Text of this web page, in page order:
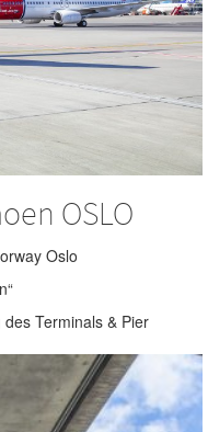
OSLO
Oslo
Terminals & Pier